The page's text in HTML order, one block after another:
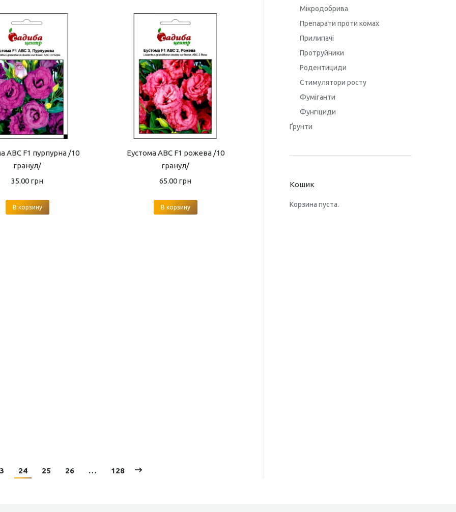
ABC F1 пурпурна /10
гранул/
35.00 грн
В корзину
Еустома ABC F1 рожева /10
гранул/
65.00 грн
В корзину
24 25 26 … 128
Мікродобрива
Препарати проти комах
Прилипачі
Протруйники
Родентициди
Стимулятори росту
Фуміганти
Фунгіциди
Ґрунти
Кошик
Корзина пуста.